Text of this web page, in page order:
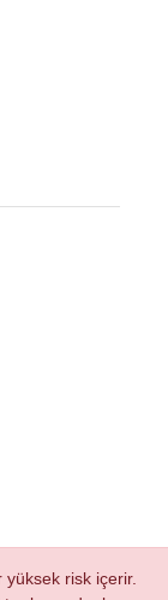
yüksek risk içerir.